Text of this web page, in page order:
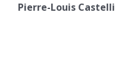
Pierre-Louis Castelli